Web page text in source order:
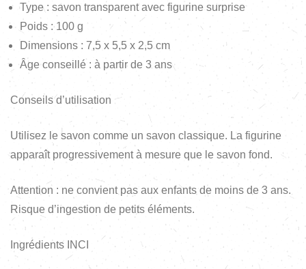
Type : savon transparent avec figurine surprise
Poids : 100 g
Dimensions : 7,5 x 5,5 x 2,5 cm
Âge conseillé : à partir de 3 ans
Conseils d’utilisation
Utilisez le savon comme un savon classique. La figurine
apparaît progressivement à mesure que le savon fond.
Attention : ne convient pas aux enfants de moins de 3 ans.
Risque d’ingestion de petits éléments.
Ingrédients INCI